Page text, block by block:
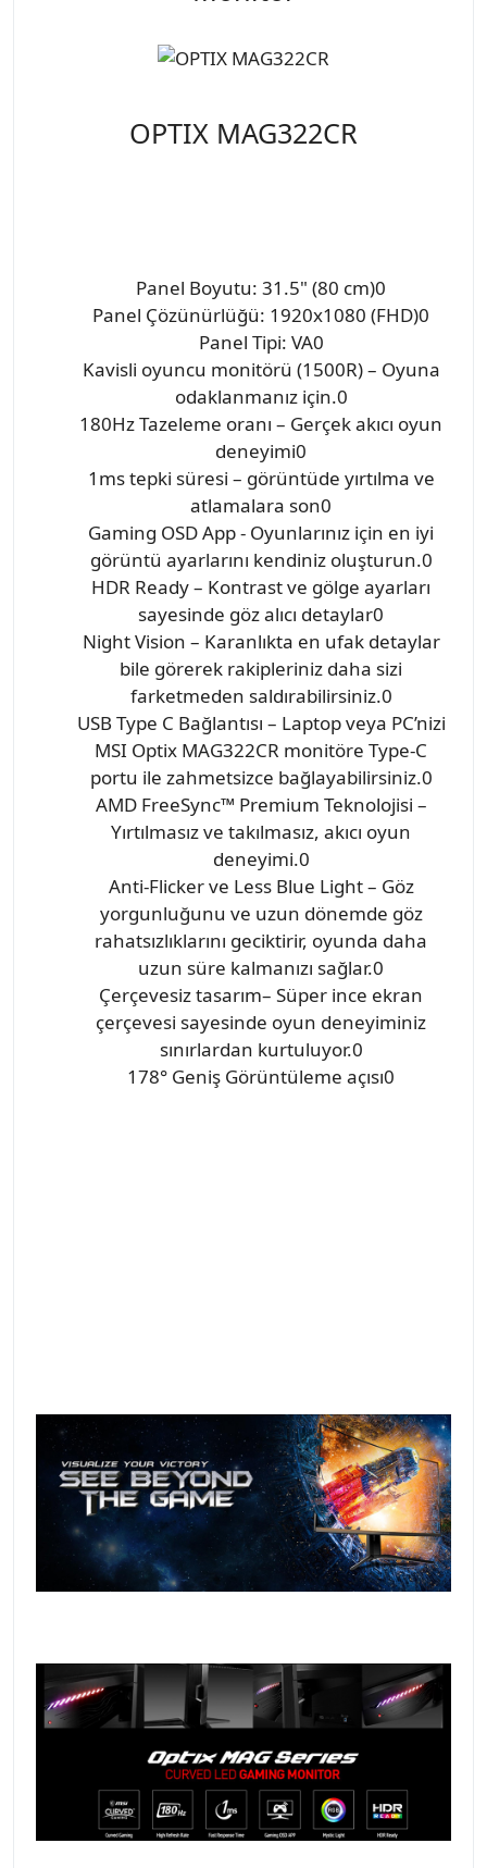
OPTIX MAG322CR
Panel Boyutu: 31.5" (80 cm)0
Panel Çözünürlüğü: 1920x1080 (FHD)0
Panel Tipi: VA0
Kavisli oyuncu monitörü (1500R) – Oyuna
odaklanmanız için.0
180Hz Tazeleme oranı – Gerçek akıcı oyun
deneyimi0
1ms tepki süresi – görüntüde yırtılma ve
atlamalara son0
Gaming OSD App - Oyunlarınız için en iyi
görüntü ayarlarını kendiniz oluşturun.0
HDR Ready – Kontrast ve gölge ayarları
sayesinde göz alıcı detaylar0
Night Vision – Karanlıkta en ufak detaylar
bile görerek rakipleriniz daha sizi
farketmeden saldırabilirsiniz.0
USB Type C Bağlantısı – Laptop veya PC’nizi
MSI Optix MAG322CR monitöre Type-C
portu ile zahmetsizce bağlayabilirsiniz.0
AMD FreeSync™ Premium Teknolojisi –
Yırtılmasız ve takılmasız, akıcı oyun
deneyimi.0
Anti-Flicker ve Less Blue Light – Göz
yorgunluğunu ve uzun dönemde göz
rahatsızlıklarını geciktirir, oyunda daha
uzun süre kalmanızı sağlar.0
Çerçevesiz tasarım– Süper ince ekran
çerçevesi sayesinde oyun deneyiminiz
sınırlardan kurtuluyor.0
178° Geniş Görüntüleme açısı0